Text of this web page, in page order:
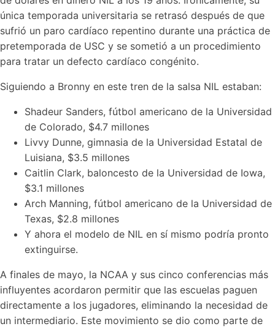
única temporada universitaria se retrasó después de que
sufrió un paro cardíaco repentino durante una práctica de
pretemporada de USC y se sometió a un procedimiento
para tratar un defecto cardíaco congénito.
Siguiendo a Bronny en este tren de la salsa NIL estaban:
Shadeur Sanders, fútbol americano de la Universidad
de Colorado, $4.7 millones
Livvy Dunne, gimnasia de la Universidad Estatal de
Luisiana, $3.5 millones
Caitlin Clark, baloncesto de la Universidad de Iowa,
$3.1 millones
Arch Manning, fútbol americano de la Universidad de
Texas, $2.8 millones
Y ahora el modelo de NIL en sí mismo podría pronto
extinguirse.
A finales de mayo, la NCAA y sus cinco conferencias más
influyentes acordaron permitir que las escuelas paguen
directamente a los jugadores, eliminando la necesidad de
un intermediario. Este movimiento se dio como parte de